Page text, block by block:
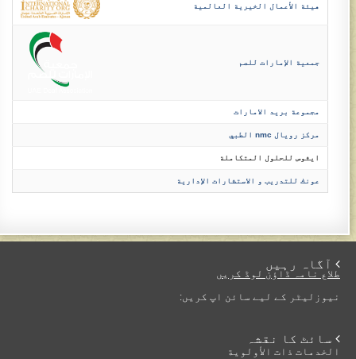
هيئة الأعمال الخيرية العالمية
جمعية الإمارات للصم​
​مجموعة بريد الامارات
مركز رويال nmc الطبي​
ايثوس للحلول المتكاملة​
​عونك للتدريب و الاستشارات الإدارية ​​
 آگاہ رہیں
طلاع نامہ ڈاؤن لوڈ کریں
نیوزلیٹر کے لیے سائن اپ کریں:
 سائٹ کا نقشہ
الخدمات ذات الأولوية